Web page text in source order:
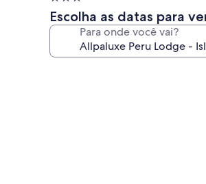
3.0
estrelas
Escolha as datas para
Para onde você vai?